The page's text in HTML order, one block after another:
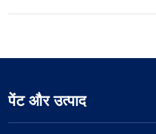
पेंट और उत्पाद